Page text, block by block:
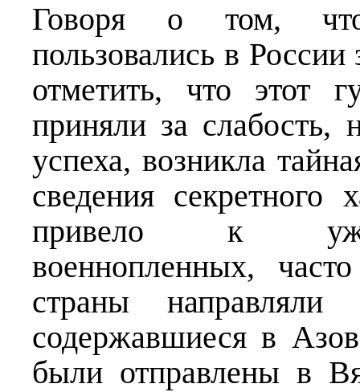
Говоря о том,
пользовались в
отметить, что этот
приняли за слабость,
успеха, возникла
сведения секретного
привело к
военнопленных,
страны
содержавшиеся в
были отправлены в